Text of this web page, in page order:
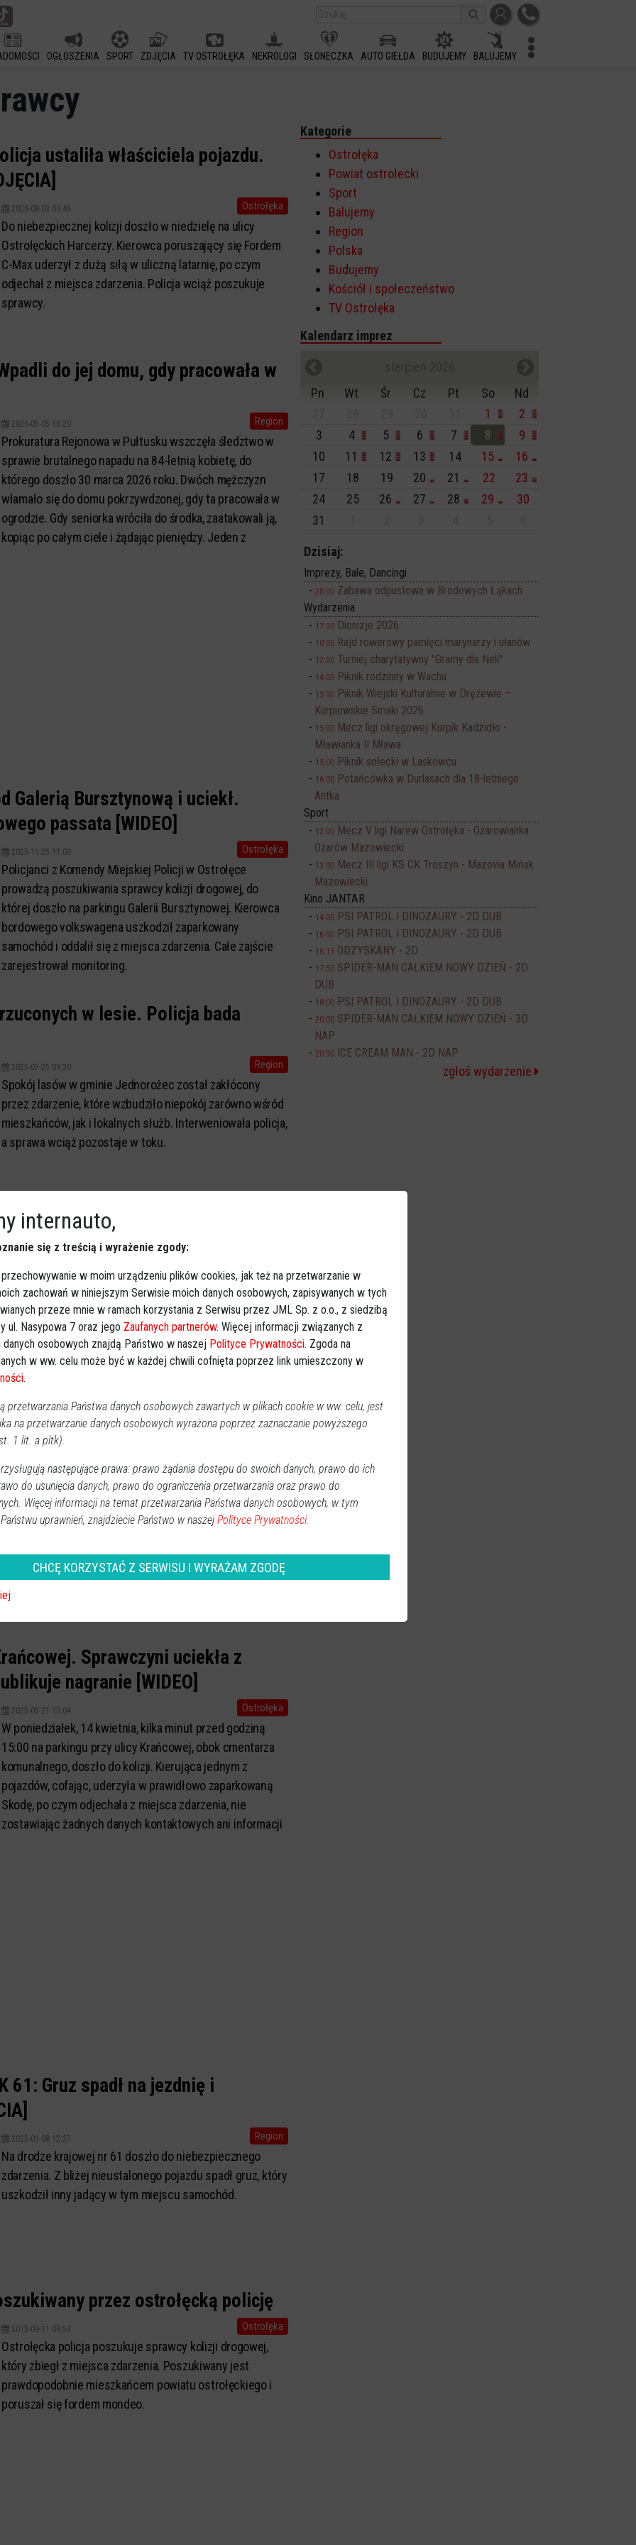
OGŁOSZENIA SPORT ZDJĘCIA TV OSTROŁĘKA NEKROLOGI SŁONECZKA AUTO GIEŁDA BUDUJEMY BALUJEMY
ustaliła właściciela pojazdu.
Ostrołęka
2026-08-03 09:46
Do niebezpiecznej kolizji doszło w niedzielę na ulicy
Ostrołęckich Harcerzy. Kierowca poruszający się Fordem
C-Max uderzył z dużą siłą w uliczną latarnię, po czym
odjechał z miejsca zdarzenia. Policja wciąż poszukuje
sprawcy.
do jej domu, gdy pracowała w
Region
2026-05-05 13:20
Prokuratura Rejonowa w Pułtusku wszczęła śledztwo w
sprawie brutalnego napadu na 84-letnią kobietę, do
którego doszło 30 marca 2026 roku. Dwóch mężczyzn
włamało się do domu pokrzywdzonej, gdy ta pracowała w
ogrodzie. Gdy seniorka wróciła do środka, zaatakowali ją,
kopiąc po całym ciele i żądając pieniędzy. Jeden z
Galerią Bursztynową i uciekł.
passata [WIDEO]
Ostrołęka
2025-11-25 11:00
Policjanci z Komendy Miejskiej Policji w Ostrołęce
prowadzą poszukiwania sprawcy kolizji drogowej, do
której doszło na parkingu Galerii Bursztynowej. Kierowca
bordowego volkswagena uszkodził zaparkowany
samochód i oddalił się z miejsca zdarzenia. Całe zajście
zarejestrował monitoring.
w lesie. Policja bada
Region
2025-07-25 09:30
Spokój lasów w gminie Jednorożec został zakłócony
przez zdarzenie, które wzbudziło niepokój zarówno wśród
mieszkańców, jak i lokalnych służb. Interweniowała policja,
a sprawa wciąż pozostaje w toku.
w Ostrołęce. Jest nagranie z
Ostrołęka
2025-06-14 15:58
Policjanci z ostrołęckiego Wydziału Prewencji prowadzą
parkingu przed cmentarzem przy ul. Kujawskiej. Sprawca
zdarzenia odjechał z miejsca bez pozostawienia danych, a
funkcjonariusze proszą o pomoc w jego identyfikacji.
Sprawczyni uciekła z
nagranie [WIDEO]
Ostrołęka
2025-05-21 10:04
W poniedziałek, 14 kwietnia, kilka minut przed godziną
15:00 na parkingu przy ulicy Krańcowej, obok cmentarza
komunalnego, doszło do kolizji. Kierująca jednym z
pojazdów, cofając, uderzyła w prawidłowo zaparkowaną
Skodę, po czym odjechała z miejsca zdarzenia, nie
zostawiając żadnych danych kontaktowych ani informacji
61: Gruz spadł na jezdnię i
Region
2025-01-08 12:27
Na drodze krajowej nr 61 doszło do niebezpiecznego
zdarzenia. Z bliżej nieustalonego pojazdu spadł gruz, który
uszkodził inny jadący w tym miejscu samochód.
przez ostrołęcką policję
Ostrołęka
2013-09-11 09:54
Ostrołęcka policja poszukuje sprawcy kolizji drogowej,
który zbiegł z miejsca zdarzenia. Poszukiwany jest
prawdopodobnie mieszkańcem powiatu ostrołęckiego i
poruszał się fordem mondeo.
Kategorie
Ostrołęka
Powiat ostrołecki
Sport
Balujemy
Region
Polska
Budujemy
Kościół i społeczeństwo
TV Ostrołęka
Kalendarz imprez
Pn
Wt Śr Cz Pt So
Nd
1
2
3
4 5 6 7 8
9
10
11 12 13 14 15
16
17
18 19 20 21 22
23
24
25 26 27 28 29
30
31
Dzisiaj:
Imprezy, Bale, Dancingi
20:00 Zabawa odpustowa w Brodowych Łąkach
Wydarzenia
17:30 Dionizje 2026
10:00 Rajd rowerowy pamięci marynarzy i ułanów
12:00 Turniej charytatywny "Gramy dla Neli"
14:00 Piknik rodzinny w Wachu
15:00 Piknik Wiejski Kulturalnie w Drężewie –
Kurpiowskie Smaki 2026
15:00 Mecz ligi okręgowej Kurpik Kadzidło -
Mławianka II Mława
15:00 Piknik sołecki w Laskowcu
16:00 Potańcówka w Durlasach dla 18-letniego
Antka
Sport
12:00 Mecz V ligi Narew Ostrołęka - Ożarowianka
Ożarów Mazowiecki
13:00 Mecz III ligi KS CK Troszyn - Mazovia Mińsk
Mazowiecki
Kino JANTAR
14:00 PSI PATROL I DINOZAURY - 2D DUB
16:00 PSI PATROL I DINOZAURY - 2D DUB
16:15 ODZYSKANY - 2D
17:50 SPIDER-MAN CAŁKIEM NOWY DZIEŃ - 2D
DUB
18:00 PSI PATROL I DINOZAURY - 2D DUB
20:00 SPIDER-MAN CAŁKIEM NOWY DZIEŃ - 3D
NAP
20:30 ICE CREAM MAN - 2D NAP
zgłoś wydarzenie
internauto,
się z treścią i wyrażenie zgody:
w moim urządzeniu plików cookies, jak też na przetwarzanie w
zachowań w niniejszym Serwisie moich danych osobowych, zapisywanych w tych
przeze mnie w ramach korzystania z Serwisu przez JML Sp. z o.o., z siedzibą
ul. Nasypowa 7 oraz jego Zaufanych partnerów. Więcej informacji związanych z
osobowych znajdą Państwo w naszej Polityce Prywatności. Zgoda na
w ww. celu może być w każdej chwili cofnięta poprzez link umieszczony w
.
przetwarzania Państwa danych osobowych zawartych w plikach cookie w ww. celu, jest
na przetwarzanie danych osobowych wyrażona poprzez zaznaczanie powyższego
1 lit. a pltk).
następujące prawa: prawo żądania dostępu do swoich danych, prawo do ich
do usunięcia danych, prawo do ograniczenia przetwarzania oraz prawo do
Więcej informacji na temat przetwarzania Państwa danych osobowych, w tym
uprawnień, znajdziecie Państwo w naszej Polityce Prywatności.
CHCĘ KORZYSTAĆ Z SERWISU I WYRAŻAM ZGODĘ